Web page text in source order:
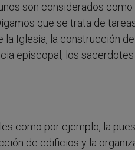
son considerados
que se trata de
Iglesia, la construcción de
episcopal, los
como por ejemplo, la
de edificios y la